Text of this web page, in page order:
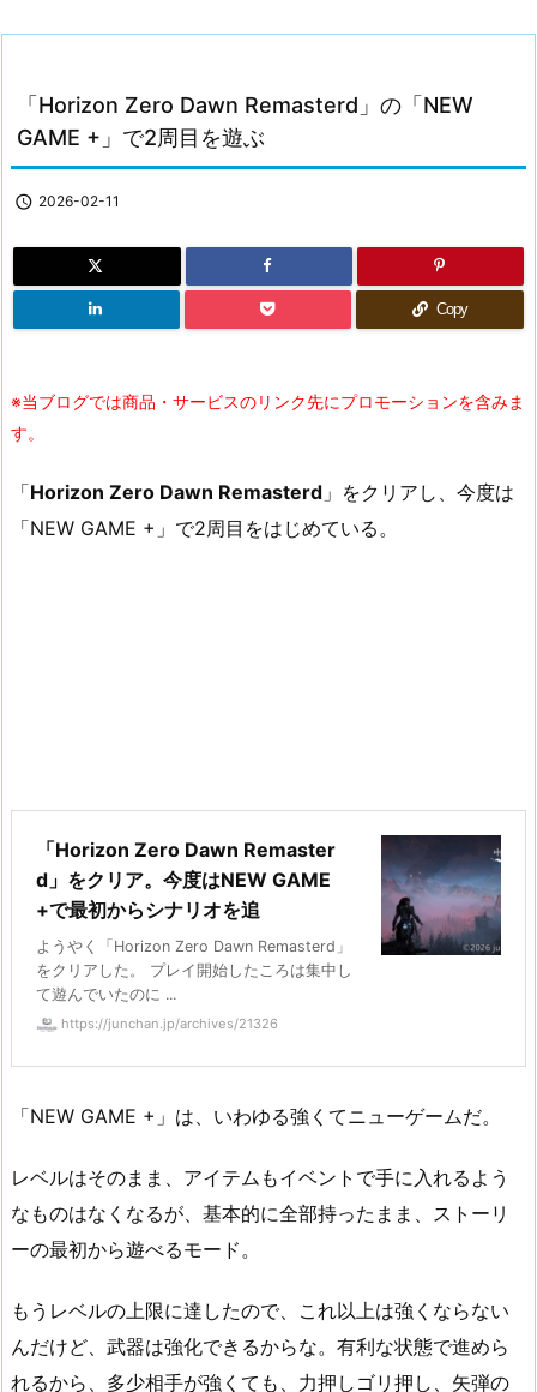
「Horizon Zero Dawn Remasterd」の「NEW
GAME +」で2周目を遊ぶ
 2026-02-11
Copy
※当ブログでは商品・サービスのリンク先にプロモーションを含みま
す。
「Horizon Zero Dawn Remasterd 」をクリアし、今度は
「NEW GAME +」で2周目をはじめている。
「Horizon Zero Dawn Remaster
d」をクリア。今度はNEW GAME
+で最初からシナリオを追
ようやく「Horizon Zero Dawn Remasterd」
をクリアした。 プレイ開始したころは集中し
て遊んでいたのに ...
https://junchan.jp/archives/21326
「NEW GAME +」は、いわゆる強くてニューゲームだ。
レベルはそのまま、アイテムもイベントで手に入れるよう
なものはなくなるが、基本的に全部持ったまま、ストーリ
ーの最初から遊べるモード。
もうレベルの上限に達したので、これ以上は強くならない
んだけど、武器は強化できるからな。有利な状態で進めら
れるから、多少相手が強くても、力押しゴリ押し、矢弾の